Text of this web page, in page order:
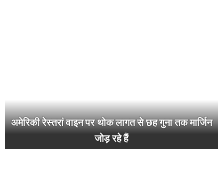
अमेरिकी रेस्तरां वाइन पर थोक लागत से छह गुना तक मार्जिन
जोड़ रहे हैं